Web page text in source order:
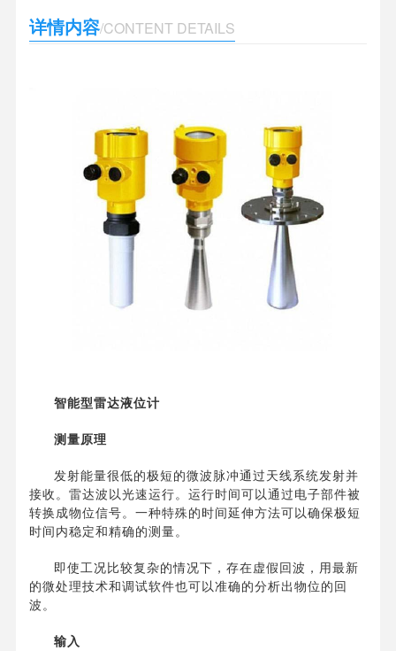
详情内容/CONTENT DETAILS
智能型雷达液位计
测量原理
发射能量很低的极短的微波脉冲通过天线系统发射并
接收。雷达波以光速运行。运行时间可以通过电子部件被
转换成物位信号。一种特殊的时间延伸方法可以确保极短
时间内稳定和精确的测量。
即使工况比较复杂的情况下，存在虚假回波，用最新
的微处理技术和调试软件也可以准确的分析出物位的回
波。
输入